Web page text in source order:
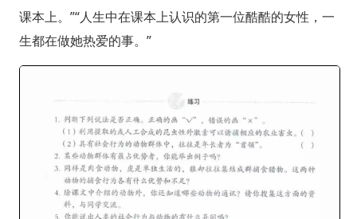
课本上。”“人生中在课本上认识的第一位酷酷的女性，一
生都在做她热爱的事。”